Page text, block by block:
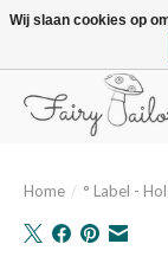
De mooiste online
Home / ° Label -
Wij slaan cookies op